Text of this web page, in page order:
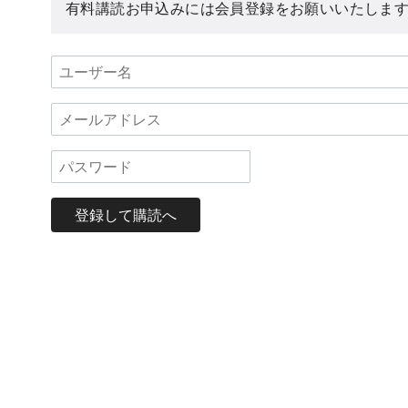
有料講読お申込みには会員登録をお願いいたしま
登録して購読へ